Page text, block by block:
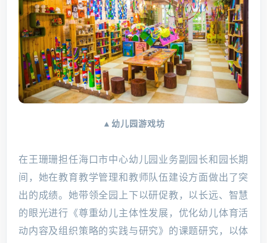
▲幼儿园游戏坊
在王珊珊担任海口市中心幼儿园业务副园长和园长期
间，她在教育教学管理和教师队伍建设方面做出了突
出的成绩。她带领全园上下以研促教，以长远、智慧
的眼光进行《尊重幼儿主体性发展，优化幼儿体育活
动内容及组织策略的实践与研究》的课题研究，以体